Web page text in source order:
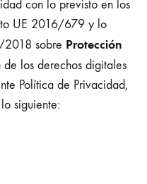
con lo previsto en los
UE 2016/679 y lo
2018 sobre Protección
de los derechos digitales
Política de Privacidad,
siguiente: